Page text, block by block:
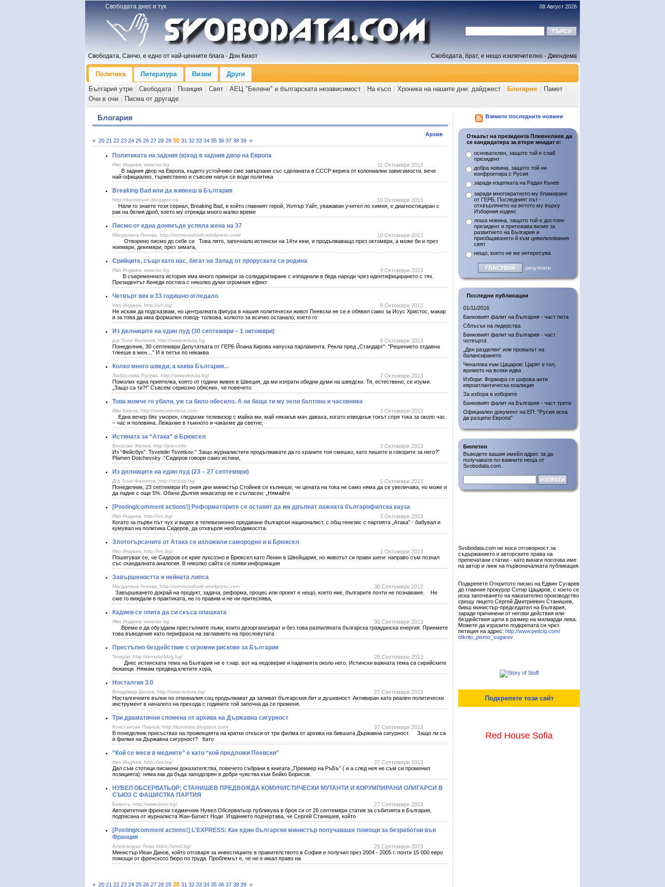
Свободата днес и тук 08 Август 2026
Свободата, Санчо, е едно от най-ценните блага - Дон Кихот Свободата, брат, е нещо изключително - Джендема
Политика Литература Визии
Други
България утре
Свободата Позиция Свят АЕЦ "Белене" и българската независимост На късо Хроника на нашите дни: дайджест Блогария Памет
Очи в очи
Писма от другаде
Блогария
Архив
« 20 21 22 23 24 25 26 27 28 29 30 31 32 33 34 35 36 37 38 39 »
Политиката на задния (в)ход в задния двор на Европа
Иво Инджев, www.ivo.bg
11 Октомври 2013
В задния двор на Европа, където устойчиво сме завързани със сделаната в СССР верига от колониални зависимости, вече
най-официално, тържествено и съвсем напук се води политика
Breaking Bad или да живееш в България
http://danstoyan.blogspot.no
10 Октомври 2013
Нали го знаете този сериал, Breaking Bad, в който главният герой, Уолтър Уайт, уважаван учител по химия, е диагностициран с
рак на белия дроб, което му отрежда много малко време
Писмо от една донякъде успяла жена на 37
Магдалина Генова, http://nervousshark.wordpress.com/
10 Октомври 2013
Отворено писмо до себе си Това лято, започнало истински на 14ти юни, и продължаващо през октомври, а може би и през
ноември, декември, през зимата,
Срийците, също като нас, бягат на Запад от проруската си родина
Иво Инджев, www.ivo.bg
9 Октомври 2013
В съвременната история има много примери за солидаризиране с изпаднали в беда народи чрез идентифицирането с тях.
Президентът Кенеди постига с няколко думи огромния ефект
Четвърт век в 33 годишно огледало
Иво Инджев, http://ivo.bg/
9 Октомври 2013
Не искам да подсказвам, но централната фигура в нашия политически живот Пеевски не се е обявил само за Исус Христос, макар
и за това да има формален повод- толкова, колкото за всичко останало, което го
Из делниците на един луд (30 септември – 1 октомври)
д-р Тони Филипов, http://www.reduta.bg
8 Октомври 2013
Понеделник, 30 септември Депутатката от ГЕРБ Йоана Кирова напуска парламента. Рекла пред „Стандарт”: "Решението отдавна
тлееше в мен…” И в петък по някаква
Колко много шведи, а каква България...
Любослава Русева, http://www.reduta.bg/
7 Октомври 2013
Помолих една приятелка, която от години живее в Швеция, да ми изпрати обидни думи на шведски. Тя, естествено, се изуми.
„Защо са ти?!” Съвсем сериозно обясних, че повечето
Това момче го убили, уж са било обесило. А на баща ти му зели балтона и часовника
Иво Беров, http://www.ivremena.com
3 Октомври 2013
Една вечер бях уморен, гледахме телевизор с майка ми, май някакъв мач даваха, когато изведнъж токът спря тока за около час
– час и половина. Лежахме в тъмното и чакахме да светне,
Истината за “Атака” в Брюксел
Веселин Желев, http://jelev.info
3 Октомври 2013
Из “Фейсбук”: Tsvetelin Tsvetkov:” Защо журналистите продължавате да го храните тоя смешко, като пишете и говорите за него?”
Plamen Dotchevsky :”Сидеров говори само истини,
Из делниците на един луд (23 – 27 септември)
Д-р Тони Филипов, http://reduta.bg/
1 Октомври 2013
Понеделник, 23 септември Из ония дни министър Стойнев се кълнеше, че цената на тока не само няма да се увеличава, но може и
да падне с още 5%. Обаче Дългия инкасатор не е съгласен: „Нямайте
[Posting/comment actions!] Реформаторите се оставят да им дръпнат важната българофилска кауза
Иво Инджев, http://ivo.bg/
1 Октомври 2013
Когато за първи път чух и видях в телевизионно предаване български националист, с общ генезис с партията „Атака” - бабувал и
кумувал на политика Сидеров, да отхвърля необходимостта
Злототърсачите от Атака се изложили самородно и в Брюксел
Иво Инджев, http://ivo.bg/
1 Октомври 2013
Пошегувах се, че Сидеров се крие луксозно в Брюксел като Ленин в Швейцария, но животът си прави шеги: направо съм познал
със скандалната аналогия. В няколко сайта се появи информация
Завършеността и нейната липса
Магдалина Генова, http://nervousshark.wordpress.com
30 Септември 2013
Завършването докрай на продукт, задача, реформа, процес или проект е нещо, което ние, българите почти не познаваме. Не
сме го виждали в практиката, не го правим и не ни притеснява,
Кадиев се опита да си скъса опашката
Иво Инджев, www.ivo.bg
30 Септември 2013
Време е да обуздаем престъпните лъжи, които дезорганизират и без това разпиляната българска гражданска енергия. Приемете
това въведение като перифраза на заглавието на прословутата
Престъпно бездействие с огромни рискове за България
Templar, http://templar.blog.bg/
28 Септември 2013
Днес истинската тема на България не е т.нар. вот на недоверие и паденията около него. Истински важната тема са сирийските
бежанци. Нямам предвид клетите хора,
Носталгия 3.0
Владимир Шопов, http://www.reduta.bg/
27 Септември 2013
Носталгичните вълни по отминалия соц продължават да заливат българския бит и душевност. Активиран като реален политически
инструмент в началото на прехода с годините той започна да се променя.
Три драматични спомена от архива на Държавна сигурност
Константин Павлов, http://komitata.blogspot.com/
27 Септември 2013
В понеделник присъствах на прожекцията на кратки откъси от три филма от архива на бившата Държавна сигурност. Защо ли са
ѝ филми на Държавна сигурност? Като
“Кой се меси в медиите” е като “кой предложи Пеевски”
Иво Инджев, http://ivo.bg/
27 Септември 2013
Дал съм стотици писмени доказателства, повечето събрани в книгата „Премиер на РъБъ” ( и а след нея не съм си променил
позицията): няма как да бъда заподозрян в добри чувства към Бойко Борисов.
НУВЕЛ ОБСЕРВАТЬОР: СТАНИШЕВ ПРЕДВОЖДА КОМУНИСТИЧЕСКИ МУТАНТИ И КОРУМПИРАНИ ОЛИГАРСИ В
СЪЮЗ С ФАШИСТКА ПАРТИЯ
Биволъ, http://www.bivol.bg/
27 Септември 2013
Авторитетния френски седмичник Нувел Обсерватьор публикува в броя си от 26 септември статия за събитията в България,
подписана от журналиста Жан-Батист Ноде. Изданието подчертава, че Сергей Станишев, който
[Posting/comment actions!] L'EXPRESS: Как един български министър получаваше помощи за безработни във
Франция
Александър Леви https://bivol.bg/
25 Септември 2013
Министър Иван Данов, който отговаря за инвестициите в правителството в София е получил през 2004 - 2005 г. почти 15 000 евро
помощи от френското бюро по труда. Проблемът е, че не е имал право на
« 20 21 22 23 24 25 26 27 28 29 30 31 32 33 34 35 36 37 38 39 »
Вземете последните новини
Отказът на президента Плевнелиев да
се кандидатира за втори мнадат е:
основателен, защото той е слаб
президент
добра новина, защото той ни
конфронтира с Русия
заради изцепката на Радан Кънев
заради многократното му бламиране
от ГЕРБ. Последният път -
отхвърлянето на ветото му върху
Изборния кодекс
лоша новина, защото той е достоен
президент и притежава визия за
развитието на България и
приобщаването й към цивилизования
свят
нещо, което не ме интересува
резултати
Последни публикации
01/11/2016
Банковият фалит на България - част пета
Сблъсък на лидерства
Банковият фалит на България - част
четвърта
„Ден разделен“ или провалът на
балансирането
Ченалова към Цацаров: Царят е гол,
времето на всеки идва
Избори: Формира се широка анти
евроатлантическа коалиция
За избора в изборите
Банковият фалит на България - част трета
Официален документ на ЕП: "Русия иска
да разцепи Европа"
Бюлетин
Въведете вашия имейл адрес за да
получавате по-важните неща от
Svobodata.com.
Svobodata.com не носи отговорност за
съдържанието и авторските права на
препечатани статии - като винаги посочва име
на автор и линк на първоначалната публикация.
Подкрепете Откритото писмо на Едвин Сугарев
до главния прокурор Сотир Цацаров, с което се
иска започването на наказателно производство
срещу лицето Сергей Дмитриевич Станишев,
бивш министър-председател на България,
заради причинени от негови действия или
бездействия щети в размер на милиарди лева.
Можете да изразите подкрепата си чрез
петиция на адрес: http://www.peticiq.com/
otkrito_pismo_sugarev
Подкрепете този сайт
Red House Sofia